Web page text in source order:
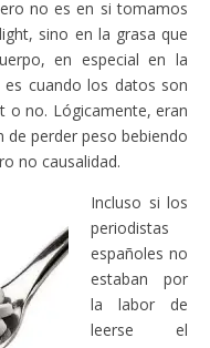
no es en si tomamos
sino en la grasa que
en especial en la
cuando los datos son
o no. Lógicamente, eran
de perder peso bebiendo
no causalidad.
Incluso si los
periodistas
españoles no
estaban por
la labor de
leerse el